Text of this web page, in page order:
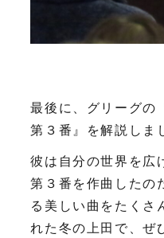
最後に、グリーグの
第３番』を解説しま
彼は自分の世界を広
第３番を作曲したの
る美しい曲をたくさ
れた冬の上田で、ぜ